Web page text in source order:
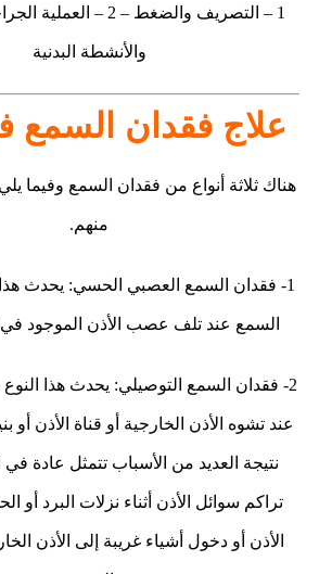
والأنشطة البدنية
علاج فقدان السمع
هناك ثلاثة أنواع من فقدان السمع وفيما
منهم.
1- فقدان السمع العصبي الحسي: يحدث
السمع عند تلف عصب الأذن الموجود في
2- فقدان السمع التوصيلي: يحدث هذا
عند تشوه الأذن الخارجية أو قناة الأذن أو
نتيجة العديد من الأسباب تتمثل عادة في
تراكم سوائل الأذن أثناء نزلات البرد أو
الأذن أو دخول أشياء غريبة إلى الأذن